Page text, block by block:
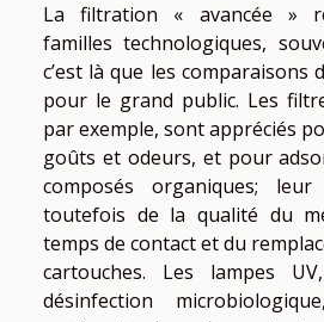
La filtration « avancée »
familles technologiques,
c’est là que les comparaisons
pour le grand public. Les
par exemple, sont appréciés
goûts et odeurs, et pour
composés organiques; leur
toutefois de la qualité du
temps de contact et du
cartouches. Les lampes
désinfection